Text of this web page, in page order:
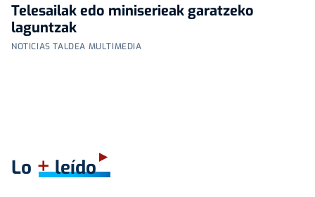
Telesailak edo miniserieak garatzeko
laguntzak
NOTICIAS TALDEA MULTIMEDIA
Lo +leído